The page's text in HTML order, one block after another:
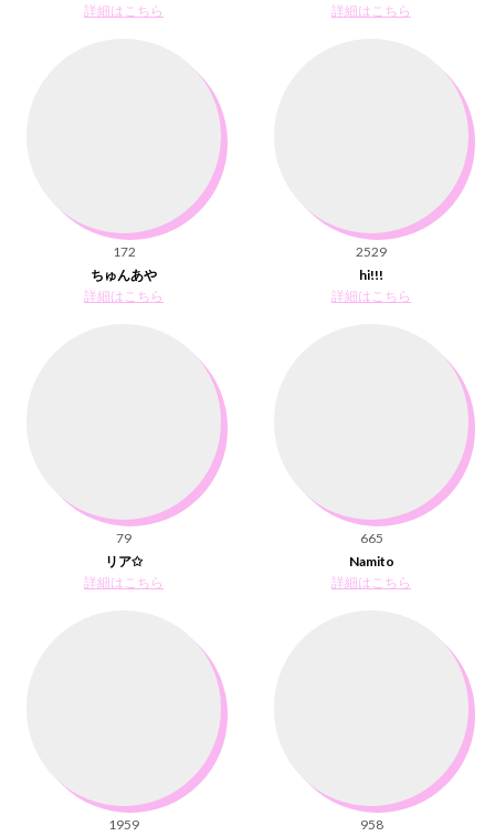
詳細はこちら
詳細はこちら
172
ちゅんあや
詳細はこちら
2529
hi!!!
詳細はこちら
79
リア✩
詳細はこちら
665
Namito
詳細はこちら
1959
958